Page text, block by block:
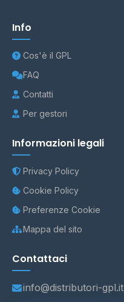
Info
Cos'è il GPL
FAQ
Contatti
Per gestori
Informazioni legali
Privacy Policy
Cookie Policy
Preferenze Cookie
Mappa del sito
Contattaci
info@distributori-gpl.it